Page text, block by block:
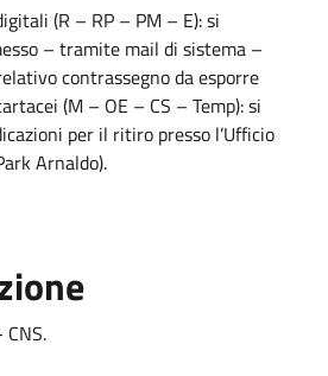
(R – RP – PM – E): si
– tramite mail di sistema –
contrassegno da esporre
(M – OE – CS – Temp): si
per il ritiro presso l’Ufficio
Arnaldo).